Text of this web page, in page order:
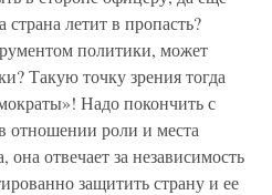
страна летит в пропасть?
политики, может
Такую точку зрения тогда
Надо покончить с
отношении роли и места
отвечает за независимость
защитить страну и ее